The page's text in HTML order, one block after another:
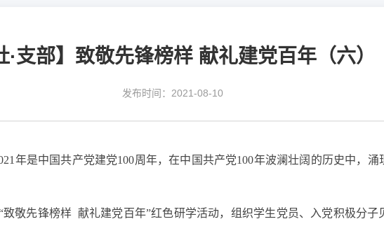
·支部】致敬先锋榜样 献礼建党百年（六）
发布时间：2021-08-10
年是中国共产党建党100周年，在中国共产党100年波澜壮阔的历史中，涌
致敬先锋榜样 献礼建党百年”红色研学活动，组织学生党员、入党积极分